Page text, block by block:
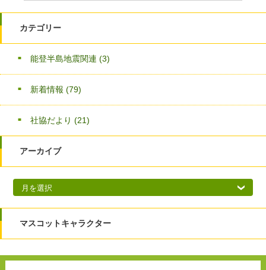
カテゴリー
能登半島地震関連 (3)
新着情報 (79)
社協だより (21)
アーカイブ
アーカイブ
マスコットキャラクター